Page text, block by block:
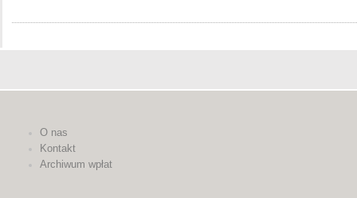
O nas
Kontakt
Archiwum wpłat